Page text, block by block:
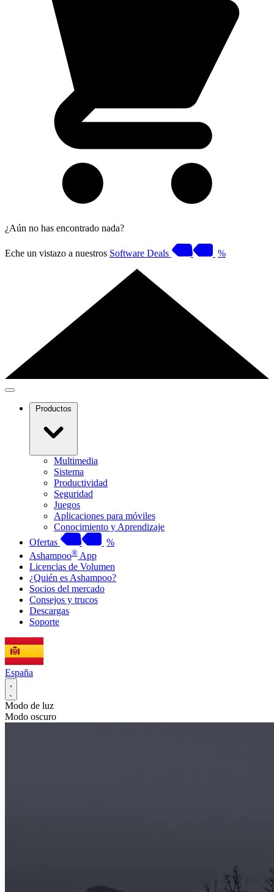
¿Aún no has encontrado nada?
Eche un vistazo a nuestros Software Deals %
Productos
Multimedia
Sistema
Productividad
Seguridad
Juegos
Aplicaciones para móviles
Conocimiento y Aprendizaje
Ofertas
%
Ashampoo® App
Licencias de Volumen
¿Quién es Ashampoo?
Socios del mercado
Consejos y trucos
Descargas
Soporte
España
Modo de luz
Modo oscuro